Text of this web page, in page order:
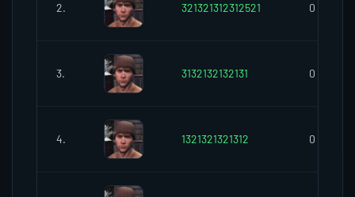
2. 321321312312521 0
3. 3132132132131 0
4. 1321321321312 0